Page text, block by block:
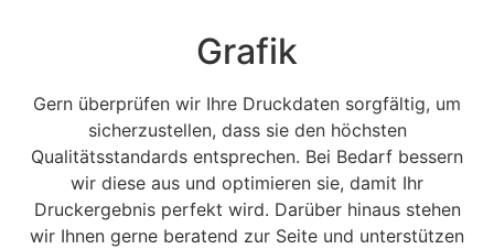
Grafik
Gern überprüfen wir Ihre Druckdaten sorgfältig, um
sicherzustellen, dass sie den höchsten
Qualitätsstandards entsprechen. Bei Bedarf bessern
wir diese aus und optimieren sie, damit Ihr
Druckergebnis perfekt wird. Darüber hinaus stehen
wir Ihnen gerne beratend zur Seite und unterstützen